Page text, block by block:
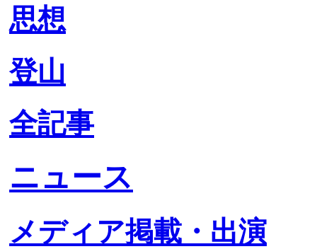
思想
登山
全記事
ニュース
メディア掲載・出演